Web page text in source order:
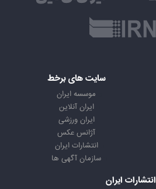
سایت های برخط
موسسه ایران
ایران آنلاین
ایران ورزشی
آژانس عکس
انتشارات ایران
سازمان آگهی ها
انتشارات ایران